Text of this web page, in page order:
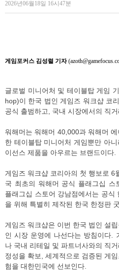
2026년06월18일 16시47분
게임포커스 김성렬 기자
글로벌 미니어처 및 테이블탑 게임
hop)이 한국 법인 게임즈 워크샵 코
공식 출범하고, 국내 시장에서의 직
워해머는 워해머 40,000과 워해머
한 테이블탑 미니어처 게임뿐만 아
이선스 제품을 아우르는 브랜드이다.
게임즈 워크샵 코리아의 첫 행보로 6
국 최초의 워해머 공식 플래그십 스
플래그십 스토어 강남점에서는 공식
을 위해 특별히 제작된 한국 한정판
게임즈 워크샵은 이번 한국 법인 설
인 시장 운영에 나선다는 방침이다.
나 국내 리테일 및 파트너사와의 직
정성을 확보, 세계적으로 검증된 게
험을 대한민국에 선보인다.